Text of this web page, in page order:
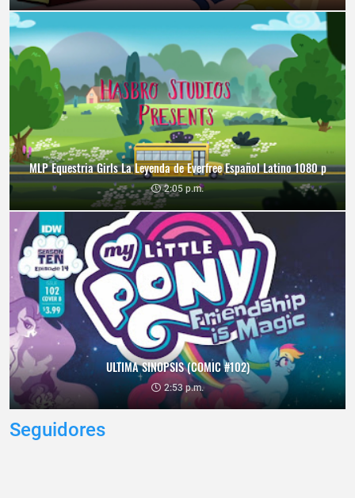
MLP Equestria Girls La Leyenda de Everfree Español Latino 1080 p
2:05 p.m.
ULTIMA SINOPSIS (COMIC #102)
2:53 p.m.
Seguidores